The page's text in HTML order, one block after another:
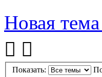
Новая тема
Показать: